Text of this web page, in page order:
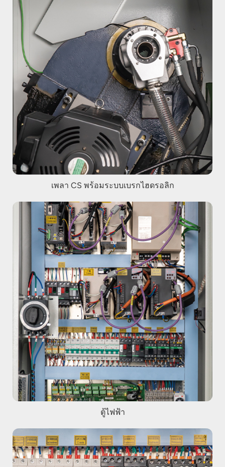
เพลา CS พร้อมระบบเบรกไฮดรอลิก
ตู้ไฟฟ้า